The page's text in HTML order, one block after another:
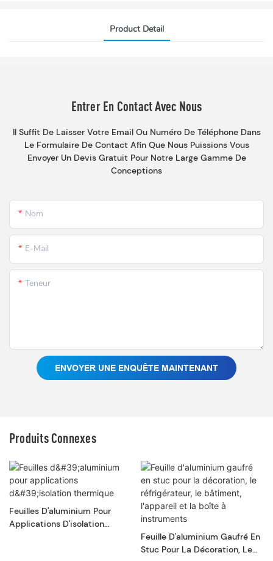
Product Detail
Entrer En Contact Avec Nous
Il Suffit De Laisser Votre Email Ou Numéro De Téléphone Dans
Le Formulaire De Contact Afin Que Nous Puissions Vous
Envoyer Un Devis Gratuit Pour Notre Large Gamme De
Conceptions
Nom
E-Mail
Teneur
ENVOYER UNE ENQUÊTE MAINTENANT
Produits Connexes
Feuilles D'aluminium Pour
Applications D'isolation
Feuille D'aluminium Gaufré En
Stuc Pour La Décoration, Le